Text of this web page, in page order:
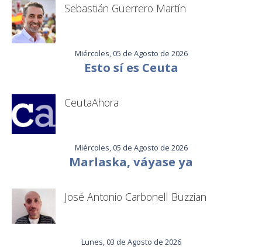
Sebastián Guerrero Martín
Miércoles, 05 de Agosto de 2026
Esto sí es Ceuta
CeutaAhora
Miércoles, 05 de Agosto de 2026
Marlaska, váyase ya
José Antonio Carbonell Buzzian
Lunes, 03 de Agosto de 2026